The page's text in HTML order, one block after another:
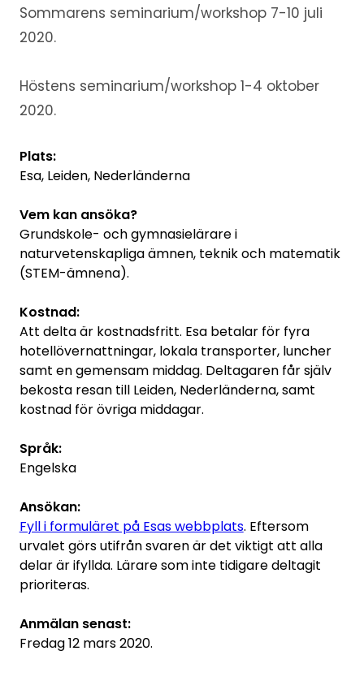
Sommarens seminarium/workshop 7-10 juli
2020.
Höstens seminarium/workshop 1-4 oktober
2020.
Plats:
Esa, Leiden, Nederländerna
Vem kan ansöka?
Grundskole- och gymnasielärare i
naturvetenskapliga ämnen, teknik och matematik
(STEM-ämnena).
Kostnad:
Att delta är kostnadsfritt. Esa betalar för fyra
hotellövernattningar, lokala transporter, luncher
samt en gemensam middag. Deltagaren får själv
bekosta resan till Leiden, Nederländerna, samt
kostnad för övriga middagar.
Språk:
Engelska
Ansökan:
Fyll i formuläret på Esas webbplats. Eftersom
urvalet görs utifrån svaren är det viktigt att alla
delar är ifyllda. Lärare som inte tidigare deltagit
prioriteras.
Anmälan senast:
Fredag 12 mars 2020.